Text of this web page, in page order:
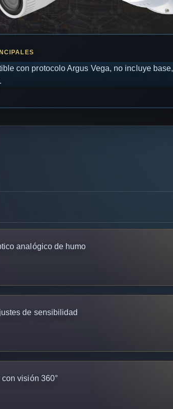
con protocolo Argus Vega, no incluye base,
analógico de humo
de sensibilidad
con visión 360°